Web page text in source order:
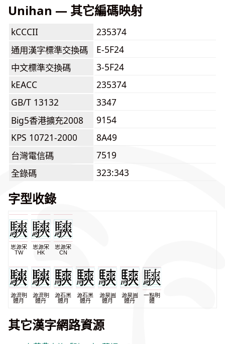
Unihan — 其它編碼映射
kCCCII
235374
通用漢字標準交換碼
E-5F24
中文標準交換碼
3-5F24
kEACC
235374
GB/T 13132
3347
Big5香港擴充2008
9154
KPS 10721-2000
8A49
台灣電信碼
7519
全錄碼
323:343
字型收錄
思源宋
TW
思源宋
HK
思源宋
CN
源流明
體月
源流明
體丹
源石黑
體月
源石黑
體丹
源泉圓
體月
源泉圓
體丹
一點明
體
其它漢字網路資源